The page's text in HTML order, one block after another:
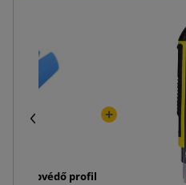
PE habvédő profil